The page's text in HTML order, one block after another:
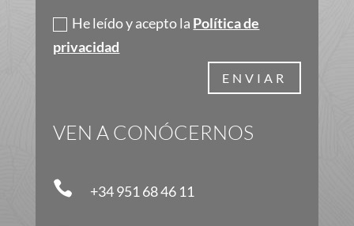
He leído y acepto la Política de
privacidad
ENVIAR
VEN A CONÓCERNOS
 +34 951 68 46 11